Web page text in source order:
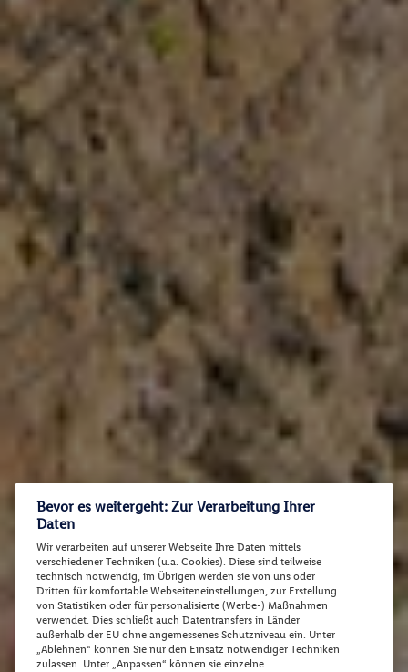
Bevor es weitergeht: Zur Verarbeitung Ihrer
Daten
Wir verarbeiten auf unserer Webseite Ihre Daten mittels
verschiedener Techniken (u.a. Cookies). Diese sind teilweise
technisch notwendig, im Übrigen werden sie von uns oder
Dritten für komfortable Webseiteneinstellungen, zur Erstellung
von Statistiken oder für personalisierte (Werbe-) Maßnahmen
verwendet. Dies schließt auch Datentransfers in Länder
außerhalb der EU ohne angemessenes Schutzniveau ein. Unter
„Ablehnen“ können Sie nur den Einsatz notwendiger Techniken
zulassen. Unter „Anpassen“ können sie einzelne